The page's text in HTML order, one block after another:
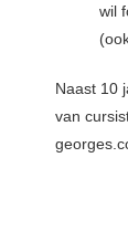
wil
Naast 10
van